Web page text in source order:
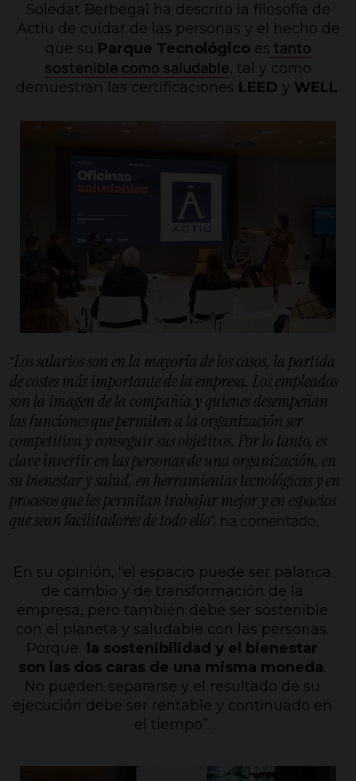
Soledat Berbegal ha descrito la filosofía de
Actiu de cuidar de las personas y el hecho de
que su Parque Tecnológicoes tanto
sostenible como saludable, tal y como
demuestran las certificaciones LEED y WELL.
“Los salarios son en la mayoría de los casos, la partida
de costes más importante de la empresa. Los empleados
son la imagen de la compañía y quienes desempeñan
las funciones que permiten a la organización ser
competitiva y conseguir sus objetivos. Por lo tanto, es
clave invertir en las personas de una organización, en
su bienestar y salud, en herramientas tecnológicas y en
procesos que les permitan trabajar mejor y en espacios
que sean facilitadores de todo ello”, ha comentado.
En su opinión, “el espacio puede ser palanca
de cambio y de transformación de la
empresa, pero también debe ser sostenible
con el planeta y saludable con las personas.
Porque la sostenibilidad y el bienestar
son las dos caras de una misma moneda.
No pueden separarse y el resultado de su
ejecución debe ser rentable y continuado en
el tiempo”.